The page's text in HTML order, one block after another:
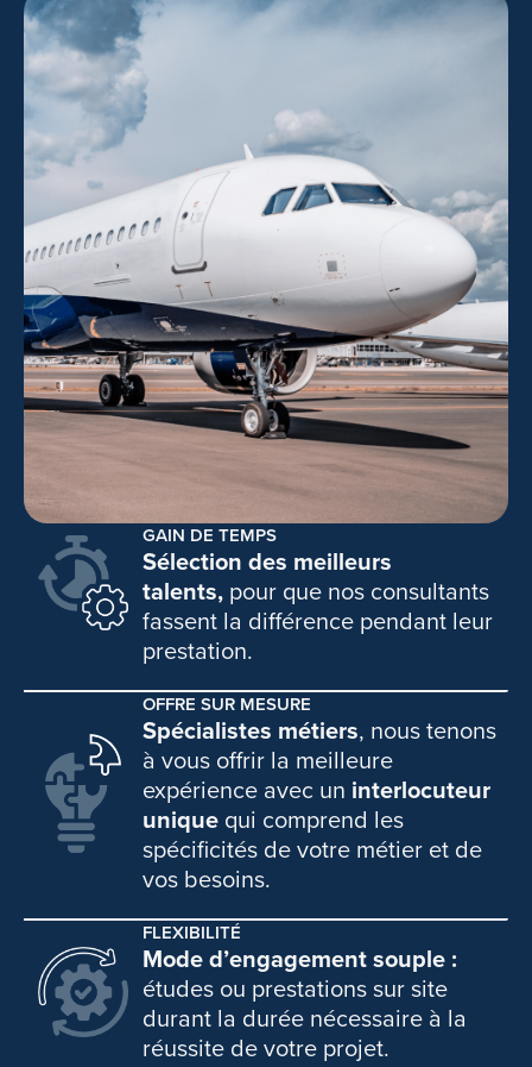
GAIN DE TEMPS
Sélection des meilleurs
talents, pour que nos consultants
fassent la différence pendant leur
prestation.
OFFRE SUR MESURE
Spécialistes métiers, nous tenons
à vous offrir la meilleure
expérience avec un interlocuteur
unique qui comprend les
spécificités de votre métier et de
vos besoins.
FLEXIBILITÉ
Mode d’engagement souple :
études ou prestations sur site
durant la durée nécessaire à la
réussite de votre projet.